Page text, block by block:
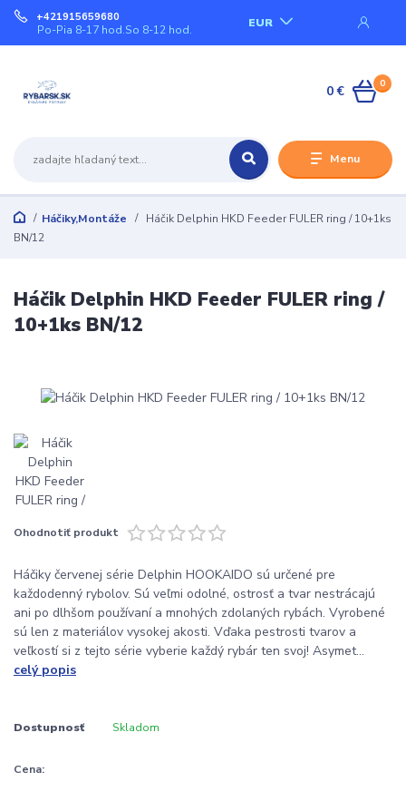
Menu
EUR
+421915659680
Po-Pia 8-17 hod.So 8-12 hod.
0
0 €
Háčiky,Montáže
Háčik Delphin HKD Feeder FULER ring / 10+1ks
BN/12
Háčik Delphin HKD Feeder FULER ring /
10+1ks BN/12
Ohodnotiť produkt
Háčiky červenej série Delphin HOOKAIDO sú určené pre
každodenný rybolov. Sú veľmi odolné, ostrosť a tvar nestrácajú
ani po dlhšom používaní a mnohých zdolaných rybách. Vyrobené
sú len z materiálov vysokej akosti. Vďaka pestrosti tvarov a
veľkostí si z tejto série vyberie každý rybár ten svoj! Asymet...
celý popis
Dostupnosť Skladom
Cena: